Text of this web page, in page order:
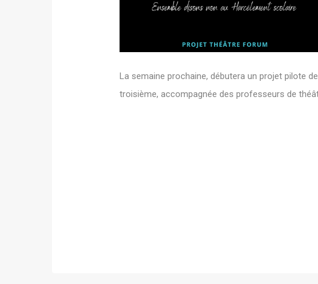
La semaine prochaine, débutera un projet pilote
troisième, accompagnée des professeurs de